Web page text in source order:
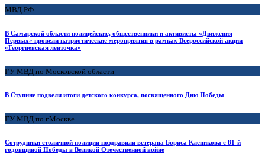
МВД РФ
В Самарской области полицейские, общественники и активисты «Движения
Первых» провели патриотические мероприятия в рамках Всероссийской акции
«Георгиевская ленточка»
ГУ МВД по Московской области
В Ступине подвели итоги детского конкурса, посвященного Дню Победы
ГУ МВД по г.Москве
Сотрудники столичной полиции поздравили ветерана Бориса Клепикова с 81-й
годовщиной Победы в Великой Отечественной войне